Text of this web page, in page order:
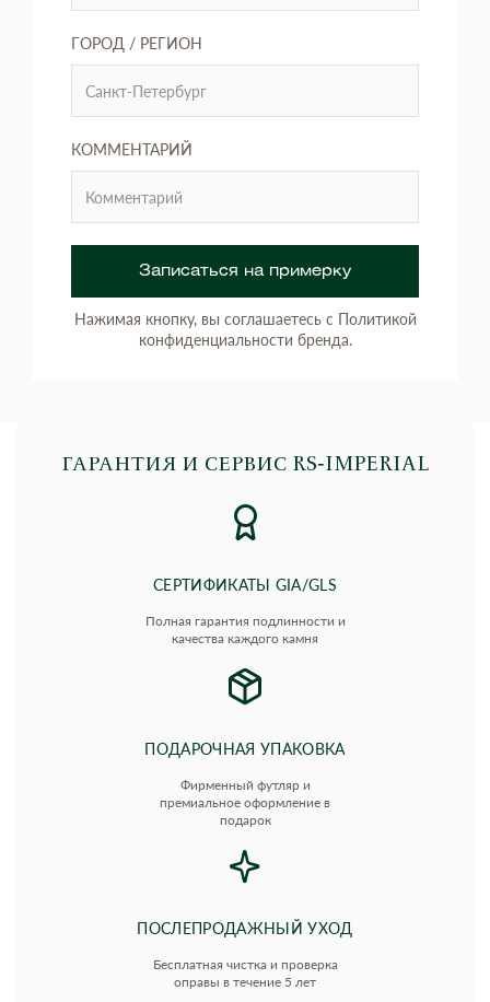
ГОРОД / РЕГИОН
КОММЕНТАРИЙ
Записаться на примерку
Нажимая кнопку, вы соглашаетесь с Политикой
конфиденциальности бренда.
ГАРАНТИЯ И СЕРВИС RS‑IMPERIAL
СЕРТИФИКАТЫ GIA/GLS
Полная гарантия подлинности и
качества каждого камня
ПОДАРОЧНАЯ УПАКОВКА
Фирменный футляр и
премиальное оформление в
подарок
ПОСЛЕПРОДАЖНЫЙ УХОД
Бесплатная чистка и проверка
оправы в течение 5 лет